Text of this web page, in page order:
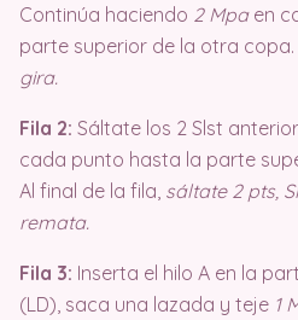
Continúa haciendo 2 Mpaen
parte superior de la otra copa.
gira.
Fila 2: Sáltate los 2 Slst
cada punto hasta la parte
Al final de la fila, sáltate 2 pts,
remata.
Fila 3: Inserta el hilo A en la
(LD), saca una lazada y teje 1